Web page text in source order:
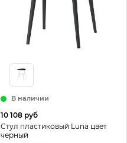
В наличии
10 108 руб
Стул пластиковый Luna цвет
черный